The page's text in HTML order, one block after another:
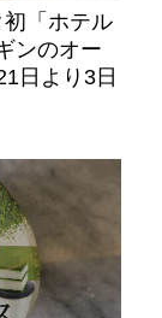
「ホテル
ンのオー
日より3日